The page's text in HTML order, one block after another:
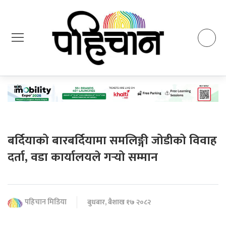
बर्दियाको बारबर्दियामा समलिङ्गी जोडीको विवाह
दर्ता, वडा कार्यालयले गर्‍यो सम्मान
पहिचान मिडिया बुधबार, बैशाख १७ २०८२